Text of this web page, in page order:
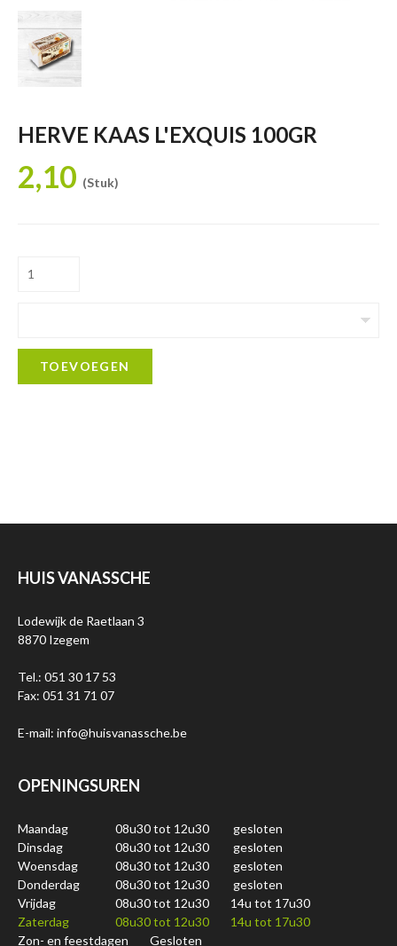
HERVE KAAS L'EXQUIS 100GR
2,10 (Stuk)
TOEVOEGEN
HUIS VANASSCHE
Lodewijk de Raetlaan 3
8870 Izegem
Tel.: 051 30 17 53
Fax: 051 31 71 07
E-mail: info@huisvanassche.be
OPENINGSUREN
Maandag 08u30 tot 12u30
gesloten
Dinsdag
08u30 tot 12u30
gesloten
Woensdag
08u30 tot 12u30
gesloten
Donderdag
08u30 tot 12u30
gesloten
Vrijdag
08u30 tot 12u30
14u tot 17u30
Zaterdag
08u30 tot 12u30
14u tot 17u30
Zon- en feestdagen
Gesloten